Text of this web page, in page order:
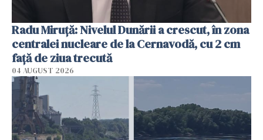
Radu Miruţă: Nivelul Dunării a crescut, în zona
centralei nucleare de la Cernavodă, cu 2 cm
faţă de ziua trecută
04 AUGUST 2026